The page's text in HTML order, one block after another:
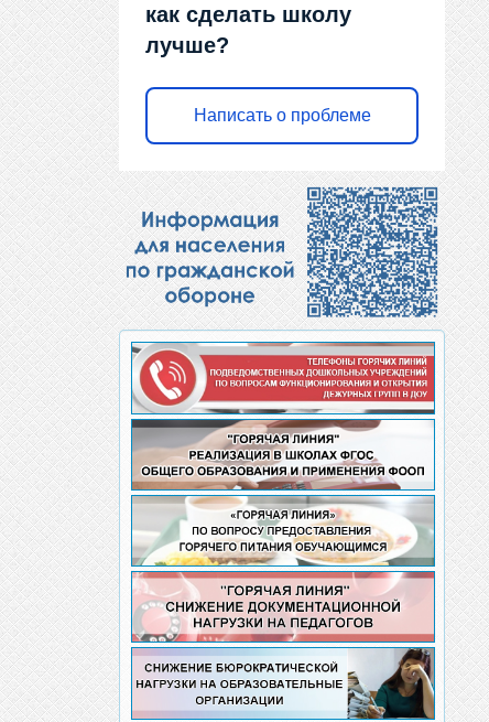
как сделать школу
лучше?
Написать о проблеме